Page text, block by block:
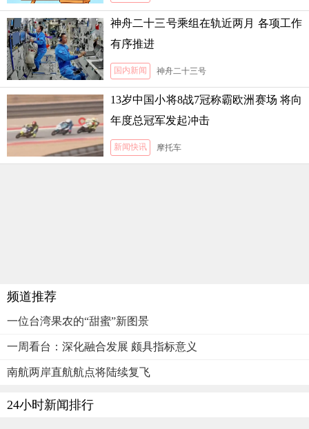
神舟二十三号乘组在轨近两月 各项工作
有序推进
国内新闻 神舟二十三号
13岁中国小将8战7冠称霸欧洲赛场 将向
年度总冠军发起冲击
新闻快讯 摩托车
频道推荐
一位台湾果农的“甜蜜”新图景
一周看台：深化融合发展 颇具指标意义
南航两岸直航航点将陆续复飞
24小时新闻排行